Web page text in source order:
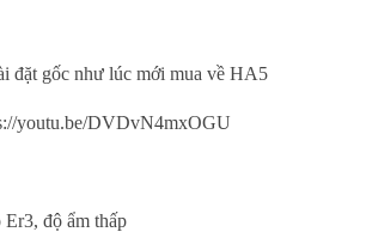
đặt gốc như lúc mới mua về HA5
youtu.be/DVDvN4mxOGU
độ ẩm thấp